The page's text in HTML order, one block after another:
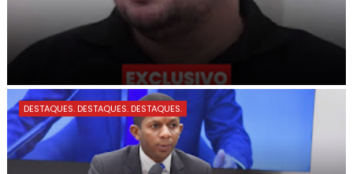
DESTAQUES. DESTAQUES. DESTAQUES.